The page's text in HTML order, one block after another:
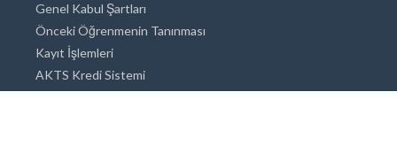
Genel Kabul Şartları
Önceki Öğrenmenin Tanınması
Kayıt İşlemleri
AKTS Kredi Sistemi